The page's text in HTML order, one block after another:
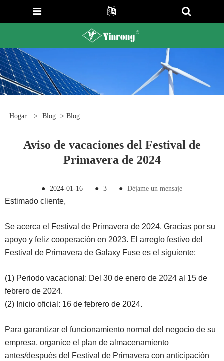
Hogar > Blog > Blog
Aviso de vacaciones del Festival de
Primavera de 2024
● 2024-01-16 ● 3 ● Déjame un mensaje
Estimado cliente,
Se acerca el Festival de Primavera de 2024. Gracias por su
apoyo y feliz cooperación en 2023. El arreglo festivo del
Festival de Primavera de Galaxy Fuse es el siguiente:
(1) Periodo vacacional: Del 30 de enero de 2024 al 15 de
febrero de 2024.
(2) Inicio oficial: 16 de febrero de 2024.
Para garantizar el funcionamiento normal del negocio de su
empresa, organice el plan de almacenamiento
antes/después del Festival de Primavera con anticipación